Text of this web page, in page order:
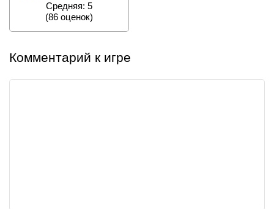
Средняя: 5
(86 оценок)
Комментарий к игре